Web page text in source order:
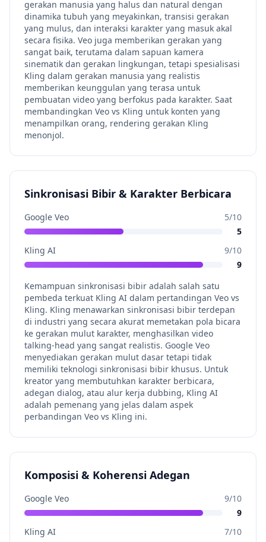
gerakan manusia yang halus dan natural dengan
dinamika tubuh yang meyakinkan, transisi gerakan
yang mulus, dan interaksi karakter yang masuk akal
secara fisika. Veo juga memberikan gerakan yang
sangat baik, terutama dalam sapuan kamera
sinematik dan gerakan lingkungan, tetapi spesialisasi
Kling dalam gerakan manusia yang realistis
memberikan keunggulan yang terasa untuk
pembuatan video yang berfokus pada karakter. Saat
membandingkan Veo vs Kling untuk konten yang
menampilkan orang, rendering gerakan Kling
menonjol.
Sinkronisasi Bibir & Karakter Berbicara
Google Veo 5/10
5
Kling AI
9/10
9
Kemampuan sinkronisasi bibir adalah salah satu
pembeda terkuat Kling AI dalam pertandingan Veo vs
Kling. Kling menawarkan sinkronisasi bibir terdepan
di industri yang secara akurat memetakan pola bicara
ke gerakan mulut karakter, menghasilkan video
talking-head yang sangat realistis. Google Veo
menyediakan gerakan mulut dasar tetapi tidak
memiliki teknologi sinkronisasi bibir khusus. Untuk
kreator yang membutuhkan karakter berbicara,
adegan dialog, atau alur kerja dubbing, Kling AI
adalah pemenang yang jelas dalam aspek
perbandingan Veo vs Kling ini.
Komposisi & Koherensi Adegan
Google Veo 9/10
9
Kling AI
7/10